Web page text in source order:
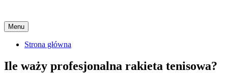
Menu Skip
to
content
Strona główna
Ile waży profesjonalna rakieta tenisowa?